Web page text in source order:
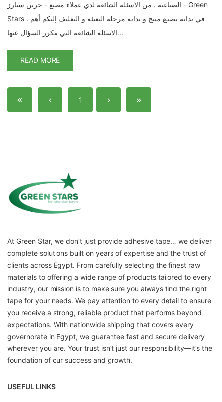
الصناعية . من الاسئله الشائعه لدي عملاء مصنع - جرين ستارز - Green
Stars . في بدايه تصنيع منتج و بدايه مرحله التعبئة و التغليف إليكم أهم
الاسئله الشائعة التي يتكرر السؤال عنها...
READ MORE
1
At Green Star, we don’t just provide adhesive tape… we deliver
complete solutions built on years of expertise and the trust of
clients across Egypt. From carefully selecting the finest raw
materials to offering a wide range of products tailored to every
industry, our mission is to make sure you always find the right
tape for your needs. We pay attention to every detail to ensure
you receive a strong, reliable product that performs beyond
expectations. With nationwide shipping that covers every
governorate in Egypt, we guarantee fast and secure delivery
wherever you are. Your trust isn’t just our responsibility—it’s the
foundation of our success and growth.
USEFUL LINKS